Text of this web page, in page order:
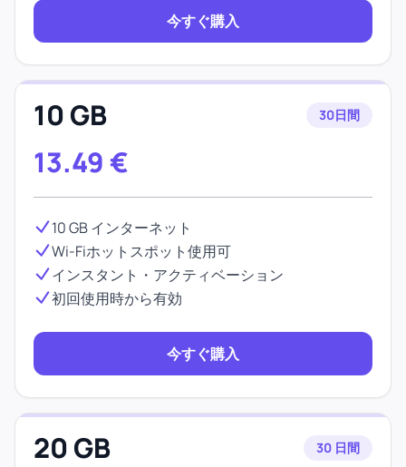
今すぐ購入
10 GB 30日間
13.49 €
10 GB インターネット
Wi-Fiホットスポット使用可
インスタント・アクティベーション
初回使用時から有効
今すぐ購入
20 GB 30 日間